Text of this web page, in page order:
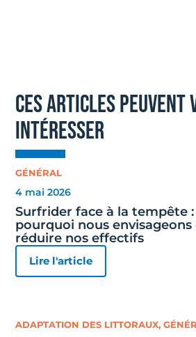
ces articles peuvent
intéresser
GÉNÉRAL
4 mai 2026
Surfrider face à la tempête :
pourquoi nous envisageons
réduire nos effectifs
Lire l'article
ADAPTATION DES LITTORAUX,